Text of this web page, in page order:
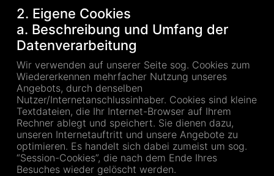
2. Eigene Cookies
a. Beschreibung und Umfang der
Datenverarbeitung
Wir verwenden auf unserer Seite sog. Cookies zum
Wiedererkennen mehrfacher Nutzung unseres
Angebots, durch denselben
Nutzer/Internetanschlussinhaber. Cookies sind kleine
Textdateien, die Ihr Internet-Browser auf Ihrem
Rechner ablegt und speichert. Sie dienen dazu,
unseren Internetauftritt und unsere Angebote zu
optimieren. Es handelt sich dabei zumeist um sog.
“Session-Cookies”, die nach dem Ende Ihres
Besuches wieder gelöscht werden.